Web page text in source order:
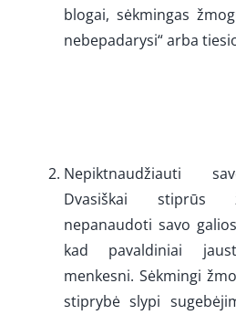
blogai, sėkmingas
nebepadarysi“ arba
Nepiktnaudžiauti
Dvasiškai stiprūs
nepanaudoti savo
kad pavaldiniai
menkesni. Sėkmingi
stiprybė slypi